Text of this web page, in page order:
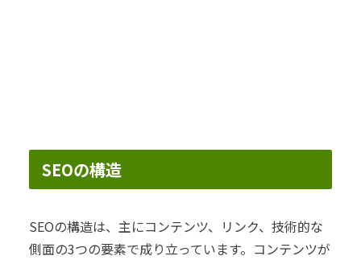
SEOの構造
SEOの構造は、主にコンテンツ、リンク、技術的な
側面の3つの要素で成り立っています。コンテンツが